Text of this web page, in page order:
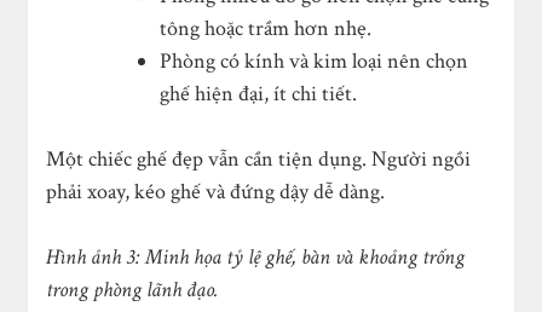
tông hoặc trầm hơn nhẹ.
Phòng có kính và kim loại nên chọn
ghế hiện đại, ít chi tiết.
Một chiếc ghế đẹp vẫn cần tiện dụng. Người ngồi
phải xoay, kéo ghế và đứng dậy dễ dàng.
Hình ảnh 3: Minh họa tỷ lệ ghế, bàn và khoảng trống
trong phòng lãnh đạo.